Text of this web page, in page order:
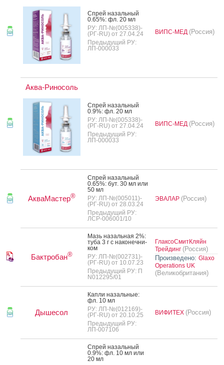
Спрей на­заль­ный
0.65%: фл. 20 мл
РУ: ЛП-№(005338)-
(РГ-RU) от 27.04.24
Предыдущий РУ:
ЛП-000033
ВИПС-МЕД (Россия)
Аква-Риносоль
Спрей на­заль­ный
0.9%: фл. 20 мл
РУ: ЛП-№(005338)-
(РГ-RU) от 27.04.24
Предыдущий РУ:
ЛП-000033
ВИПС-МЕД (Россия)
АкваМастер®
Спрей на­заль­ный
0.65%: бут. 30 мл или
50 мл
РУ: ЛП-№(005011)-
(РГ-RU) от 28.03.24
Предыдущий РУ:
ЛСР-006001/10
ЭВАЛАР (Россия)
Бактробан®
Мазь на­заль­ная 2%:
ту­ба 3 г с на­конеч­ни­
ком
РУ: ЛП-№(002731)-
(РГ-RU) от 10.07.23
Предыдущий РУ: П
N012295/01
ГлаксоСмитКляйн
Трейдинг (Россия)
Произведено: Glaxo
Operations UK
(Великобритания)
Дышесол
Кап­ли на­заль­ные:
фл. 10 мл
РУ: ЛП-№(012169)-
(РГ-RU) от 20.10.25
Предыдущий РУ:
ЛП-007106
ВИФИТЕХ (Россия)
Спрей на­заль­ный
0.9%: фл. 10 мл или
20 мл